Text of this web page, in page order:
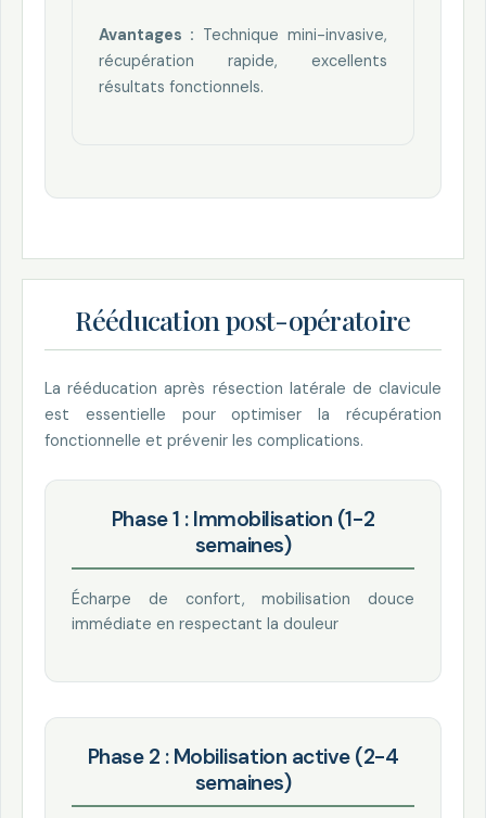
Avantages : Technique mini-invasive,
récupération rapide, excellents
résultats fonctionnels.
Rééducation post-opératoire
La rééducation après résection latérale de clavicule
est essentielle pour optimiser la récupération
fonctionnelle et prévenir les complications.
Phase 1 : Immobilisation (1-2
semaines)
Écharpe de confort, mobilisation douce
immédiate en respectant la douleur
Phase 2 : Mobilisation active (2-4
semaines)